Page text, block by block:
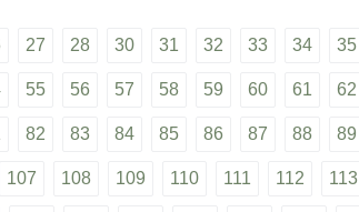
27 28 30 31 32 33 34 35
55 56 57 58 59 60 61 62
82 83 84 85 86 87 88 89
107 108 109 110 111 112 113